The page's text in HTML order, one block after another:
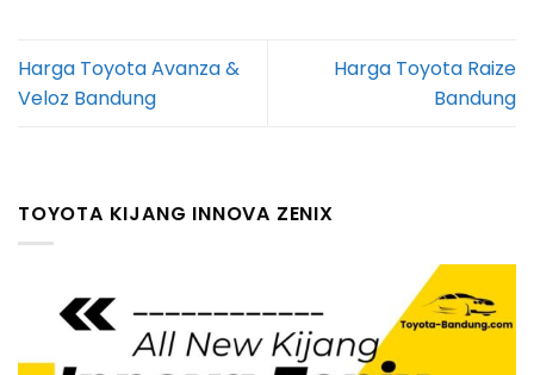
Harga Toyota Avanza &
Veloz Bandung
Harga Toyota Raize
Bandung
TOYOTA KIJANG INNOVA ZENIX